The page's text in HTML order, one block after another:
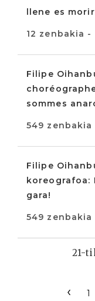
llene es
12 zenbakia
Filipe
sommes
549
Filipe
koreografoa:
gara!
549
21-
‹ 1